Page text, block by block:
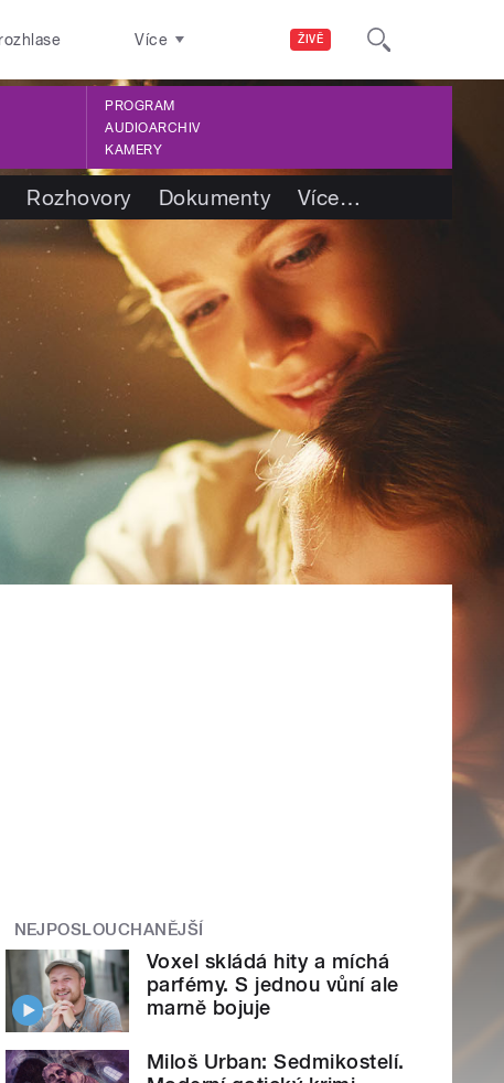
ŽIVĚ
Více
PROGRAM
AUDIOARCHIV
KAMERY
Rozhovory Dokumenty Více…
NEJPOSLOUCHANĚJŠÍ
Voxel skládá hity a míchá
parfémy. S jednou vůní ale
marně bojuje
Miloš Urban: Sedmikostelí.